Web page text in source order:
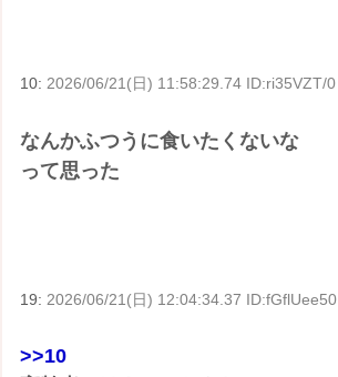
10:2026/06/21(日) 11:58:29.74 ID:ri35VZT/0
なんかふつうに食いたくないな
って思った
19: 2026/06/21(日) 12:04:34.37 ID:fGflUee50
>>10